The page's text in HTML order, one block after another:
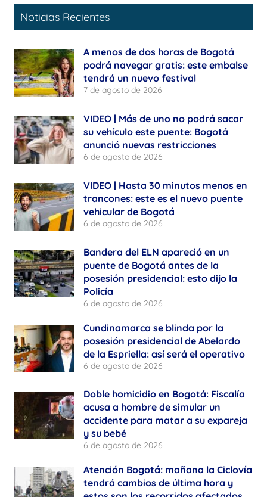
Noticias Recientes
A menos de dos horas de Bogotá
podrá navegar gratis: este embalse
tendrá un nuevo festival
7 de agosto de 2026
VIDEO | Más de uno no podrá sacar
su vehículo este puente: Bogotá
anunció nuevas restricciones
6 de agosto de 2026
VIDEO | Hasta 30 minutos menos en
trancones: este es el nuevo puente
vehicular de Bogotá
6 de agosto de 2026
Bandera del ELN apareció en un
puente de Bogotá antes de la
posesión presidencial: esto dijo la
Policía
6 de agosto de 2026
Cundinamarca se blinda por la
posesión presidencial de Abelardo
de la Espriella: así será el operativo
6 de agosto de 2026
Doble homicidio en Bogotá: Fiscalía
acusa a hombre de simular un
accidente para matar a su expareja
y su bebé
6 de agosto de 2026
Atención Bogotá: mañana la Ciclovía
tendrá cambios de última hora y